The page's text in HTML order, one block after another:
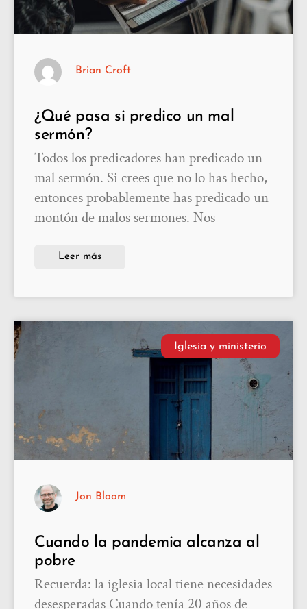
¿Qué pasa si predico un mal
sermón?
Todos los predicadores han predicado un
mal sermón. Si crees que no lo has hecho,
entonces probablemente has predicado un
montón de malos sermones. Nos
Leer más
Brian Croft
Iglesia y ministerio
Cuando la pandemia alcanza al
pobre
Recuerda: la iglesia local tiene necesidades
desesperadas Cuando tenía 20 años de
Jon Bloom